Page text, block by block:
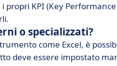
propri KPI (Key
o specializzati?
come Excel, è
deve essere impostato